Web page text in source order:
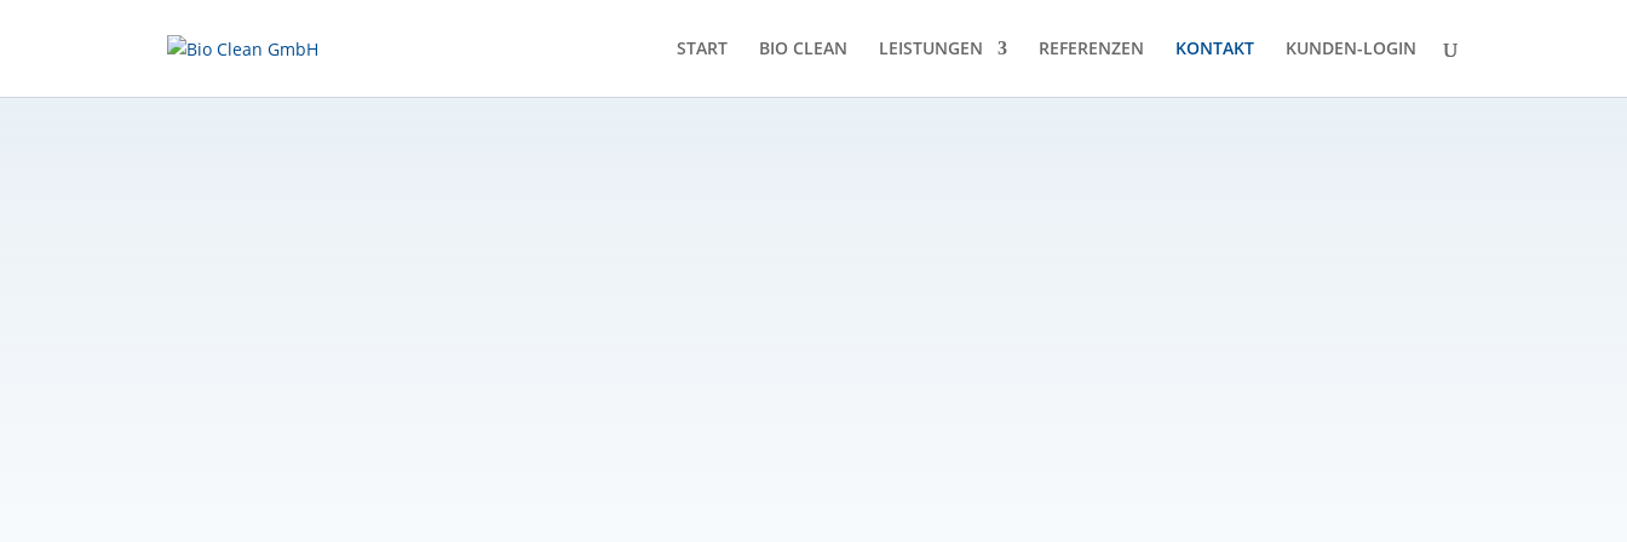
START BIO CLEAN LEISTUNGEN REFERENZEN KONTAKT KUNDEN-LOGIN